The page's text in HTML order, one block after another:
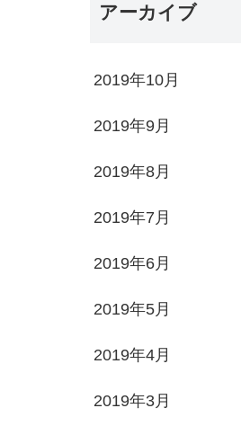
アーカイブ
2019年10月
2019年9月
2019年8月
2019年7月
2019年6月
2019年5月
2019年4月
2019年3月